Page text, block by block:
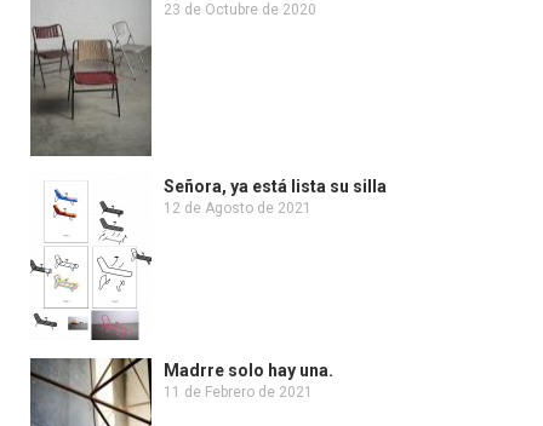
23 de Octubre de 2020
Señora, ya está lista su silla
12 de Agosto de 2021
Madrre solo hay una.
11 de Febrero de 2021